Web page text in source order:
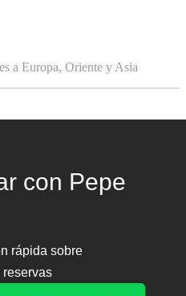
a Europa, Oriente y Asia
con Pepe
rápida sobre